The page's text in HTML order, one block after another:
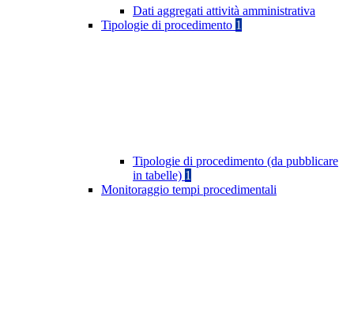
Dati aggregati attività amministrativa
Tipologie di procedimento 1
Tipologie di procedimento (da pubblicare
in tabelle) 1
Monitoraggio tempi procedimentali